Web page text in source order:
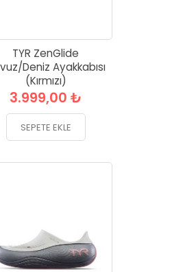
TYR ZenGlide
Deniz Ayakkabısı
(Kırmızı)
3.999,00 ₺
SEPETE EKLE